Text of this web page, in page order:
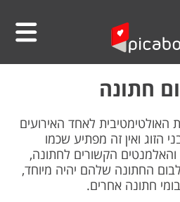
אלבומים
לוחות שנה
הגדה אישית לפסח
שלוםחתונה
האולטימטיבית לאחד האירועים
הזוג ואין זה מפתיע שכמו
הקשורים לחתונה,
החתונה שלהם יהיה מיוחד,
חתונה אחרים.